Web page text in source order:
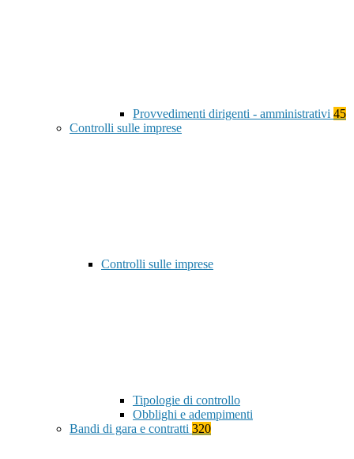
Provvedimenti dirigenti - amministrativi 45
Controlli sulle imprese
Controlli sulle imprese
Tipologie di controllo
Obblighi e adempimenti
Bandi di gara e contratti 320